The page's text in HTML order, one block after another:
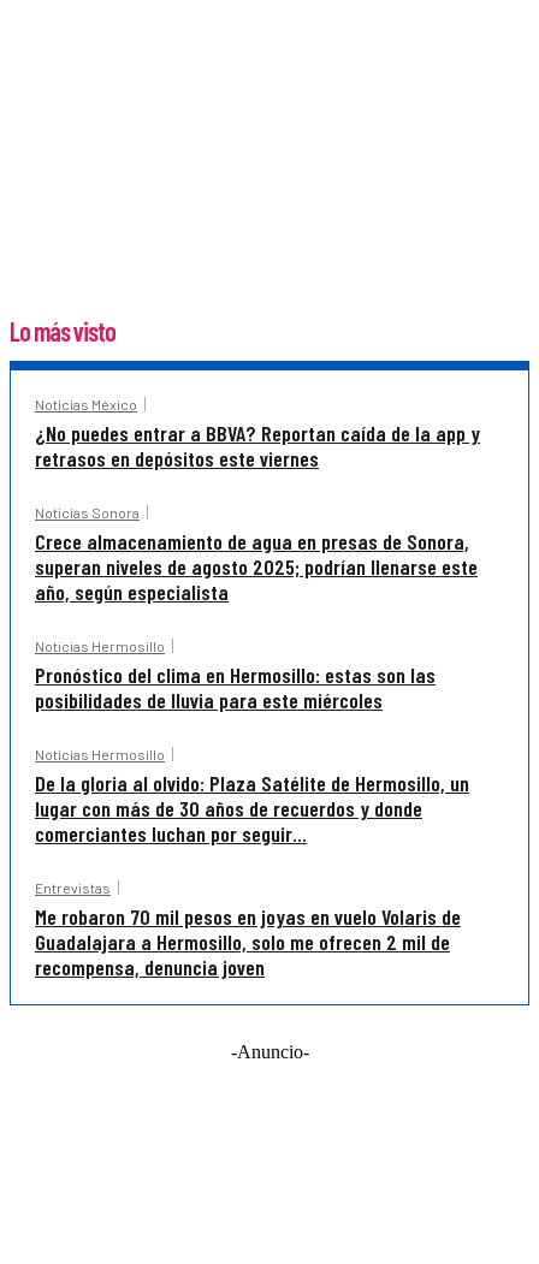
Lo más visto
Noticias México
¿No puedes entrar a BBVA? Reportan caída de la app y
retrasos en depósitos este viernes
Noticias Sonora
Crece almacenamiento de agua en presas de Sonora,
superan niveles de agosto 2025; podrían llenarse este
año, según especialista
Noticias Hermosillo
Pronóstico del clima en Hermosillo: estas son las
posibilidades de lluvia para este miércoles
Noticias Hermosillo
De la gloria al olvido: Plaza Satélite de Hermosillo, un
lugar con más de 30 años de recuerdos y donde
comerciantes luchan por seguir...
Entrevistas
Me robaron 70 mil pesos en joyas en vuelo Volaris de
Guadalajara a Hermosillo, solo me ofrecen 2 mil de
recompensa, denuncia joven
-Anuncio-